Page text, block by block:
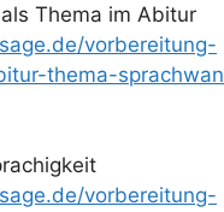
Thema im Abitur
vorbereitung-
thema-
vorbereitung-